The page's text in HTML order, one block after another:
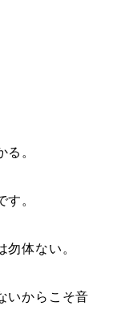
。
。
体ない。
いからこそ音